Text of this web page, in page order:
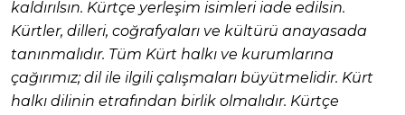
kaldırılsın. Kürtçe yerleşim isimleri iade edilsin.
Kürtler, dilleri, coğrafyaları ve kültürü anayasada
tanınmalıdır. Tüm Kürt halkı ve kurumlarına
çağırımız; dil ile ilgili çalışmaları büyütmelidir. Kürt
halkı dilinin etrafından birlik olmalıdır. Kürtçe